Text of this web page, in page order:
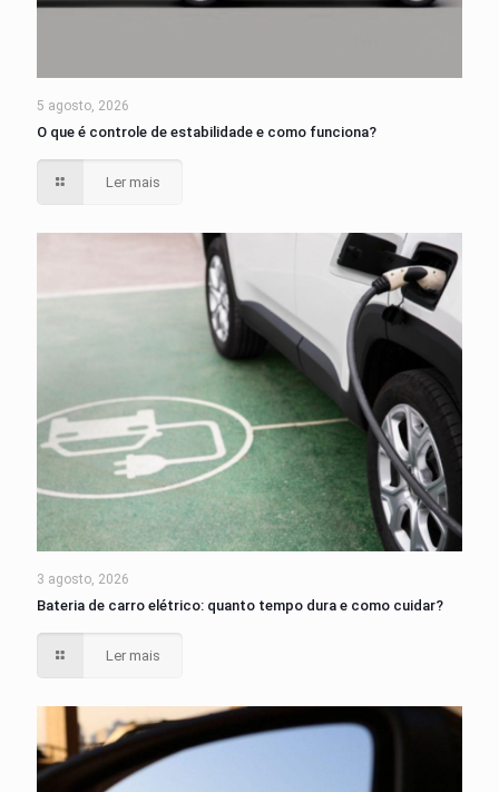
5 agosto, 2026
O que é controle de estabilidade e como funciona?
Ler mais
3 agosto, 2026
Bateria de carro elétrico: quanto tempo dura e como cuidar?
Ler mais